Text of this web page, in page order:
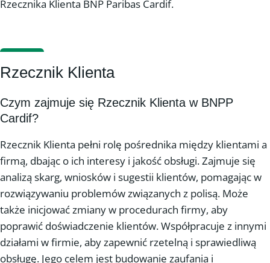
Rzecznika Klienta BNP Paribas Cardif.
Rzecznik Klienta
Czym zajmuje się Rzecznik Klienta w BNPP
Cardif?
Rzecznik Klienta pełni rolę pośrednika między klientami a
firmą, dbając o ich interesy i jakość obsługi. Zajmuje się
analizą skarg, wniosków i sugestii klientów, pomagając w
rozwiązywaniu problemów związanych z polisą. Może
także inicjować zmiany w procedurach firmy, aby
poprawić doświadczenie klientów. Współpracuje z innymi
działami w firmie, aby zapewnić rzetelną i sprawiedliwą
obsługę. Jego celem jest budowanie zaufania i